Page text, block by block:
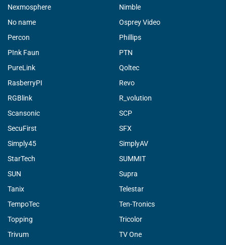
Nexmosphere
Nimble
No name
Osprey Video
Percon
Phillips
PInk Faun
PTN
PureLink
Qoltec
RasberryPI
Revo
RGBlink
R_volution
Scansonic
SCP
SecuFirst
SFX
Simply45
SimplyAV
StarTech
SUMMIT
SUN
Supra
Tanix
Telestar
TempoTec
Ten-Tronics
Topping
Tricolor
Trivum
TV One